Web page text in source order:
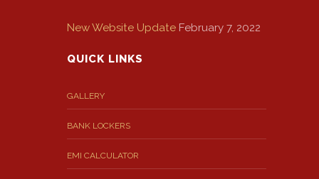
New Website Update February 7, 2022
QUICK LINKS
GALLERY
BANK LOCKERS
EMI CALCULATOR